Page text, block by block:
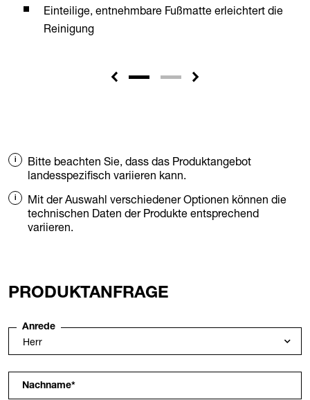
Einteilige, entnehmbare Fußmatte erleichtert die
Reinigung
Bitte beachten Sie, dass das Produktangebot
landesspezifisch variieren kann.
Mit der Auswahl verschiedener Optionen können die
technischen Daten der Produkte entsprechend
variieren.
PRODUKTANFRAGE
Anrede
Nachname*